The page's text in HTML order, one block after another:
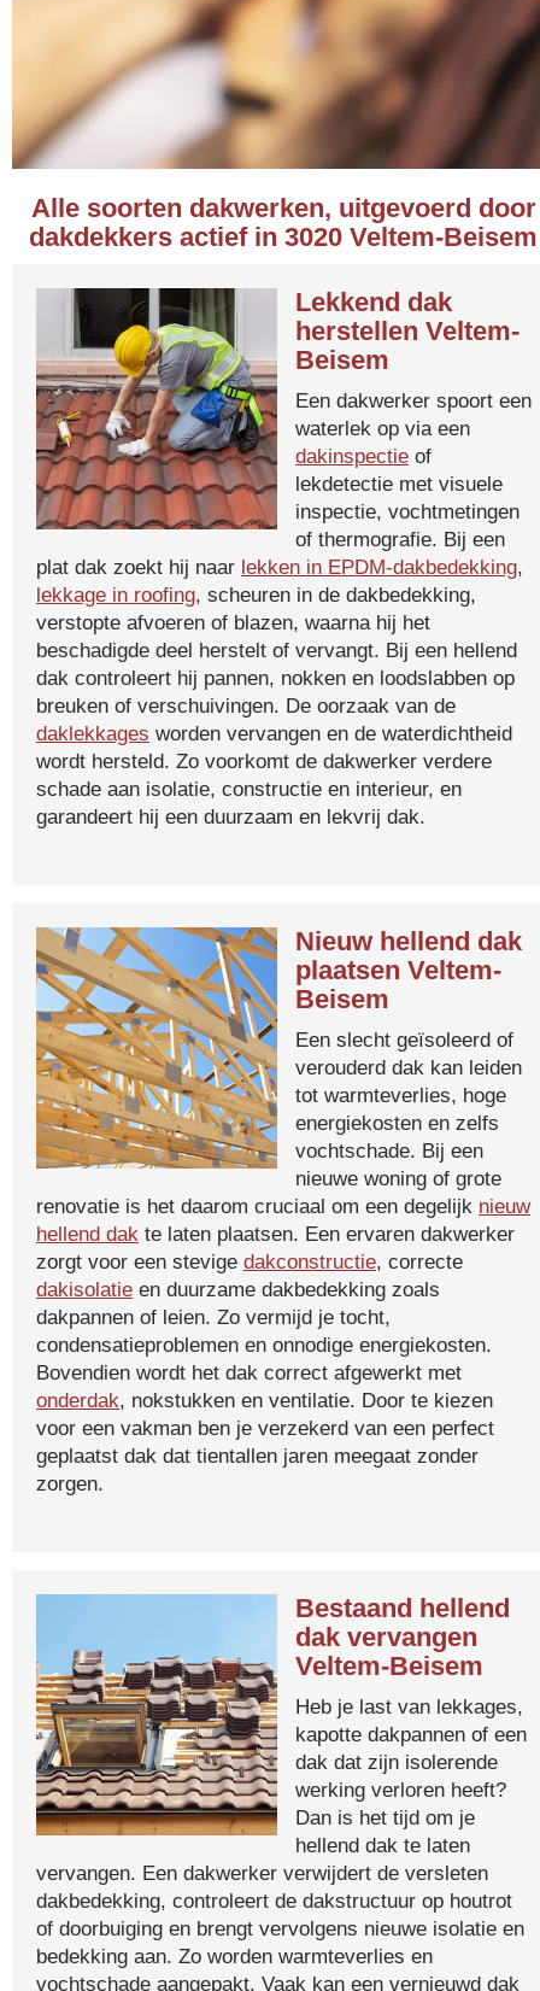
Alle soorten dakwerken, uitgevoerd door
dakdekkers actief in 3020 Veltem-Beisem
Lekkend dak
herstellen Veltem-
Beisem
Een dakwerker spoort een
waterlek op via een
dakinspectie of
lekdetectie met visuele
inspectie, vochtmetingen
of thermografie. Bij een
plat dak zoekt hij naar lekken in EPDM-dakbedekking,
lekkage in roofing, scheuren in de dakbedekking,
verstopte afvoeren of blazen, waarna hij het
beschadigde deel herstelt of vervangt. Bij een hellend
dak controleert hij pannen, nokken en loodslabben op
breuken of verschuivingen. De oorzaak van de
daklekkages worden vervangen en de waterdichtheid
wordt hersteld. Zo voorkomt de dakwerker verdere
schade aan isolatie, constructie en interieur, en
garandeert hij een duurzaam en lekvrij dak.
Nieuw hellend dak
plaatsen Veltem-
Beisem
Een slecht geïsoleerd of
verouderd dak kan leiden
tot warmteverlies, hoge
energiekosten en zelfs
vochtschade. Bij een
nieuwe woning of grote
renovatie is het daarom cruciaal om een degelijk nieuw
hellend dak te laten plaatsen. Een ervaren dakwerker
zorgt voor een stevige dakconstructie, correcte
dakisolatie en duurzame dakbedekking zoals
dakpannen of leien. Zo vermijd je tocht,
condensatieproblemen en onnodige energiekosten.
Bovendien wordt het dak correct afgewerkt met
onderdak, nokstukken en ventilatie. Door te kiezen
voor een vakman ben je verzekerd van een perfect
geplaatst dak dat tientallen jaren meegaat zonder
zorgen.
Bestaand hellend
dak vervangen
Veltem-Beisem
Heb je last van lekkages,
kapotte dakpannen of een
dak dat zijn isolerende
werking verloren heeft?
Dan is het tijd om je
hellend dak te laten
vervangen. Een dakwerker verwijdert de versleten
dakbedekking, controleert de dakstructuur op houtrot
of doorbuiging en brengt vervolgens nieuwe isolatie en
bedekking aan. Zo worden warmteverlies en
vochtschade aangepakt. Vaak kan een vernieuwd dak